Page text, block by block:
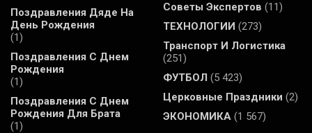
Поздравления Дяде На
День Рождения
(1)
Поздравления С Днем
Рождения
(1)
Поздравления С Днем
Рождения Для Брата
(1)
Советы Экспертов (11)
ТЕХНОЛОГИИ (273)
Транспорт И Логистика
(251)
ФУТБОЛ (5 423)
Церковные Праздники (2)
ЭКОНОМИКА (1 567)